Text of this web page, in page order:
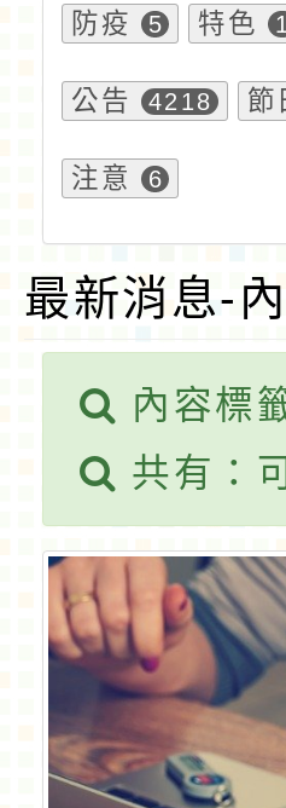
防疫 5 特色 1
公告 4218 節
注意 6
最新消息-
內容標
共有：